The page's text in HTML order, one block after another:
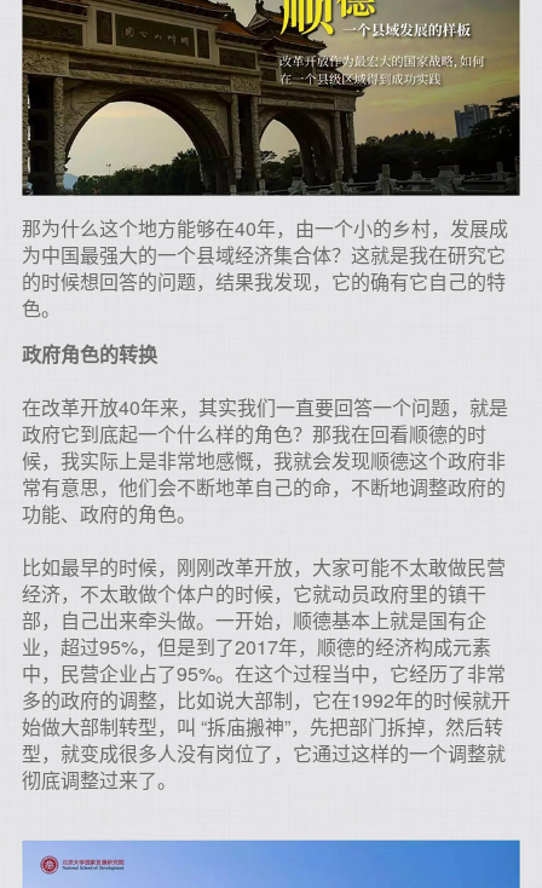
那为什么这个地方能够在40年，由一个小的乡村，发展成
为中国最强大的一个县域经济集合体？这就是我在研究它
的时候想回答的问题，结果我发现，它的确有它自己的特
色。
政府角色的转换
在改革开放40年来，其实我们一直要回答一个问题，就是
政府它到底起一个什么样的角色？那我在回看顺德的时
候，我实际上是非常地感慨，我就会发现顺德这个政府非
常有意思，他们会不断地革自己的命，不断地调整政府的
功能、政府的角色。
比如最早的时候，刚刚改革开放，大家可能不太敢做民营
经济，不太敢做个体户的时候，它就动员政府里的镇干
部，自己出来牵头做。一开始，顺德基本上就是国有企
业，超过95%，但是到了2017年，顺德的经济构成元素
中，民营企业占了95%。在这个过程当中，它经历了非常
多的政府的调整，比如说大部制，它在1992年的时候就开
始做大部制转型，叫 “拆庙搬神”，先把部门拆掉，然后转
型，就变成很多人没有岗位了，它通过这样的一个调整就
彻底调整过来了。